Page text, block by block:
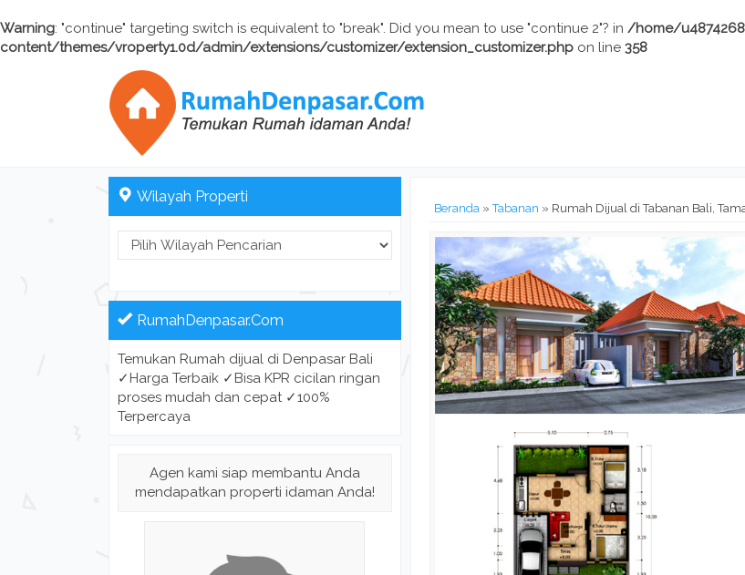
Warning: "continue" targeting switch is equivalent to "break". Did you mean to use "continue 2"? in /home/
content/themes/vroperty1.0d/admin/extensions/customizer/extension_customizer.php on line 358
Beranda»Tabanan » Rumah Dijual di Tabanan Bali,
Wilayah Properti
RumahDenpasar.Com
Temukan Rumah dijual di Denpasar Bali
✓Harga Terbaik ✓Bisa KPR cicilan ringan
proses mudah dan cepat ✓100%
Terpercaya
Agen kami siap membantu Anda
mendapatkan properti idaman Anda!